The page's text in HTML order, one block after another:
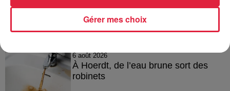
A lire aussi
6 août 2026
À Hoerdt, de l’eau brune sort des
robinets
Gérer mes choix